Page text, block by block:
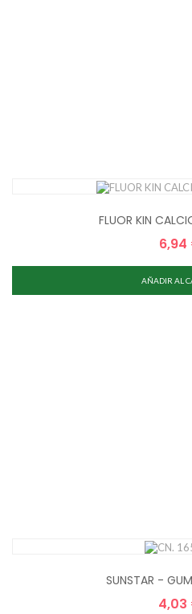
FLUOR KIN
Precio
6,94
AÑADIR AL
SUNSTAR -
Precio
4,03